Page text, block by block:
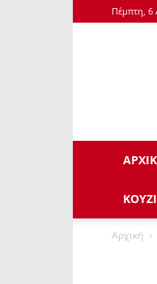
Πέμπτη, 6
Αρχική